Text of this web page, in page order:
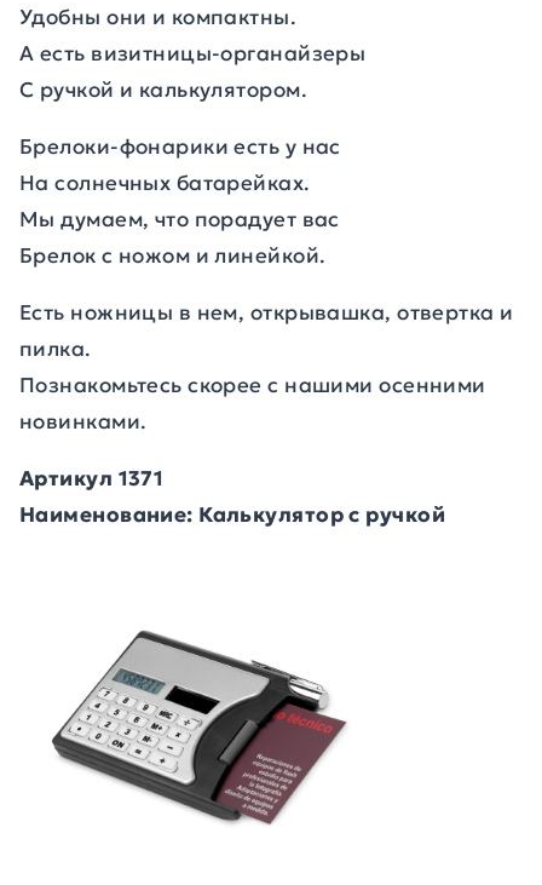
Удобны они и компактны.
А есть визитницы-органайзеры
С ручкой и калькулятором.
Брелоки-фонарики есть у нас
На солнечных батарейках.
Мы думаем, что порадует вас
Брелок с ножом и линейкой.
Есть ножницы в нем, открывашка, отвертка и
пилка.
Познакомьтесь скорее с нашими осенними
новинками.
Артикул 1371
Наименование: Калькулятор с ручкой